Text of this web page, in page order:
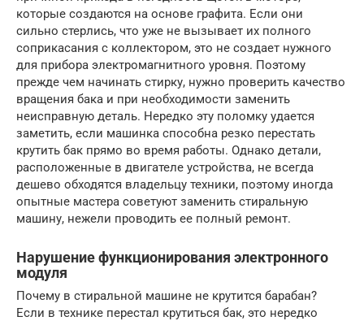
которые создаются на основе графита. Если они
сильно стерлись, что уже не вызывает их полного
соприкасания с коллектором, это не создает нужного
для прибора электромагнитного уровня. Поэтому
прежде чем начинать стирку, нужно проверить качество
вращения бака и при необходимости заменить
неисправную деталь. Нередко эту поломку удается
заметить, если машинка способна резко перестать
крутить бак прямо во время работы. Однако детали,
расположенные в двигателе устройства, не всегда
дешево обходятся владельцу техники, поэтому иногда
опытные мастера советуют заменить стиральную
машину, нежели проводить ее полный ремонт.
Нарушение функционирования электронного
модуля
Почему в стиральной машине не крутится барабан?
Если в технике перестал крутиться бак, это нередко